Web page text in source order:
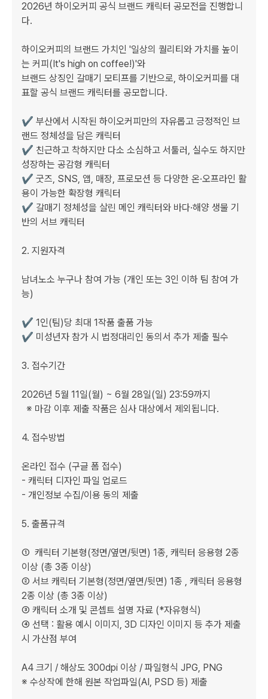
2026년 하이오커피 공식 브랜드 캐릭터 공모전을 진행합니
다.
하이오커피의 브랜드 가치인 '일상의 퀄리티와 가치를 높이
는 커피(It's high on coffee!)'와
브랜드 상징인 갈매기 모티프를 기반으로, 하이오커피를 대
표할 공식 브랜드 캐릭터를 공모합니다.
✔ 부산에서 시작된 하이오커피만의 자유롭고 긍정적인 브
랜드 정체성을 담은 캐릭터
✔ 친근하고 착하지만 다소 소심하고 서툴러, 실수도 하지만
성장하는 공감형 캐릭터
✔ 굿즈, SNS, 앱, 매장, 프로모션 등 다양한 온·오프라인 활
용이 가능한 확장형 캐릭터
✔ 갈매기 정체성을 살린 메인 캐릭터와 바다·해양 생물 기
반의 서브 캐릭터
2. 지원자격
남녀노소 누구나 참여 가능 (개인 또는 3인 이하 팀 참여 가
능)
✔ 1인(팀)당 최대 1작품 출품 가능
✔ 미성년자 참가 시 법정대리인 동의서 추가 제출 필수
3. 접수기간
2026년 5월 11일(월) ~ 6월 28일(일) 23:59까지
4. 접수방법
온라인 접수 (구글 폼 접수)
- 캐릭터 디자인 파일 업로드
- 개인정보 수집/이용 동의 제출
5. 출품규격
①  캐릭터 기본형(정면/옆면/뒷면) 1종, 캐릭터 응용형 2종
이상 (총 3종 이상)
② 서브 캐릭터 기본형(정면/옆면/뒷면) 1종 , 캐릭터 응용형
2종 이상 (총 3종 이상)
③ 캐릭터 소개 및 콘셉트 설명 자료 (*자유형식)
④ 선택 : 활용 예시 이미지, 3D 디자인 이미지 등 추가 제출
시 가산점 부여
A4 크기 / 해상도 300dpi 이상 / 파일형식 JPG, PNG
※ 수상작에 한해 원본 작업파일(AI, PSD 등) 제출